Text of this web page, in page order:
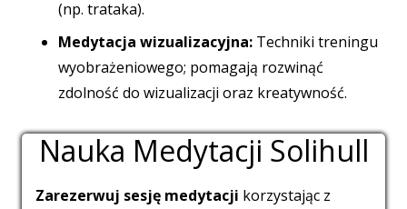
(np. trataka).
Medytacja wizualizacyjna: Techniki treningu
wyobrażeniowego; pomagają rozwinąć
zdolność do wizualizacji oraz kreatywność.
Nauka Medytacji Solihull
Zarezerwuj sesję medytacji korzystając z